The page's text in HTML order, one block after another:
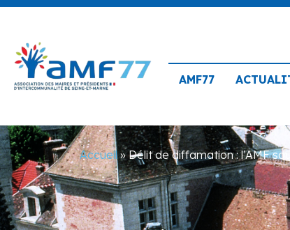
AMF77
Accueil»Délit de diffamation : l’AMF